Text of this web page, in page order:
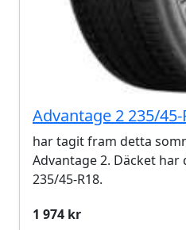
Advantage 2 235/45-
har tagit fram detta
Advantage 2. Däcket
235/45-R18.
1 974 kr